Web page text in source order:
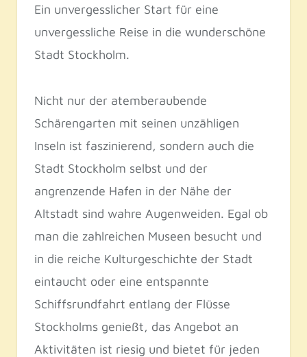
Ein unvergesslicher Start für eine
unvergessliche Reise in die wunderschöne
Stadt Stockholm.
Nicht nur der atemberaubende
Schärengarten mit seinen unzähligen
Inseln ist faszinierend, sondern auch die
Stadt Stockholm selbst und der
angrenzende Hafen in der Nähe der
Altstadt sind wahre Augenweiden. Egal ob
man die zahlreichen Museen besucht und
in die reiche Kulturgeschichte der Stadt
eintaucht oder eine entspannte
Schiffsrundfahrt entlang der Flüsse
Stockholms genießt, das Angebot an
Aktivitäten ist riesig und bietet für jeden